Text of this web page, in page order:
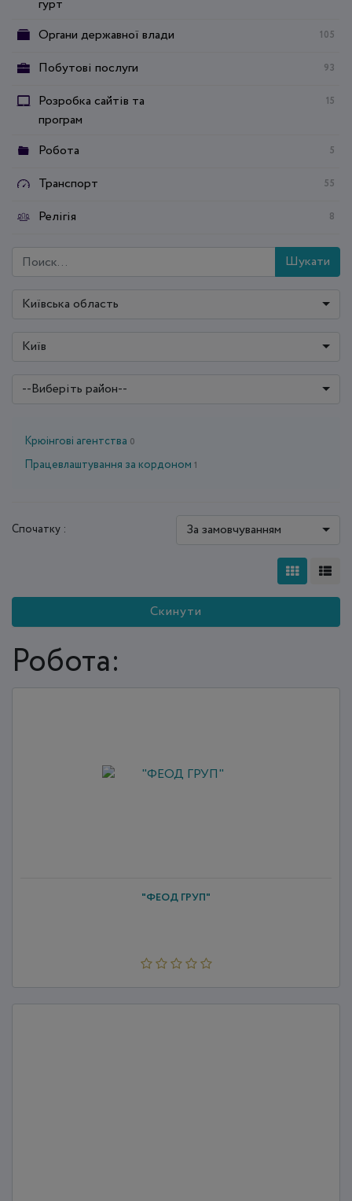
гурт
Органи державної влади 105
Побутові послуги 93
Розробка сайтів та
програм
15
Робота 5
Транспорт 55
Релігія 8
Шукати
Київська область
Київ
--Виберіть район--
Крюінгові агентства 0
Працевлаштування за кордоном 1
Спочатку : За замовчуванням
Скинути
Робота:
"ФЕОД ГРУП"